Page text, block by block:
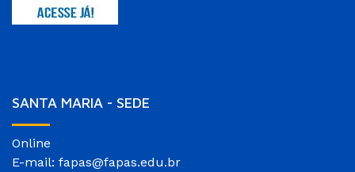
SANTA MARIA - SEDE
Online
E-mail: fapas@fapas.edu.br